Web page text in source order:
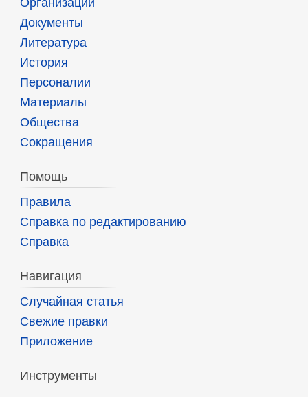
Документы
Литература
История
Персоналии
Материалы
Общества
Сокращения
Помощь
Правила
Справка по редактированию
Справка
Навигация
Случайная статья
Свежие правки
Приложение
Инструменты